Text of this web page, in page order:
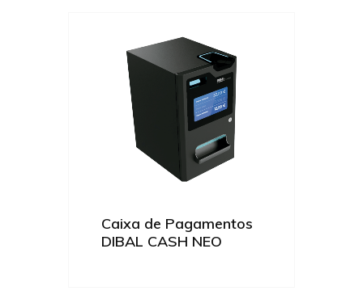
Caixa de Pagamentos
DIBAL CASH NEO